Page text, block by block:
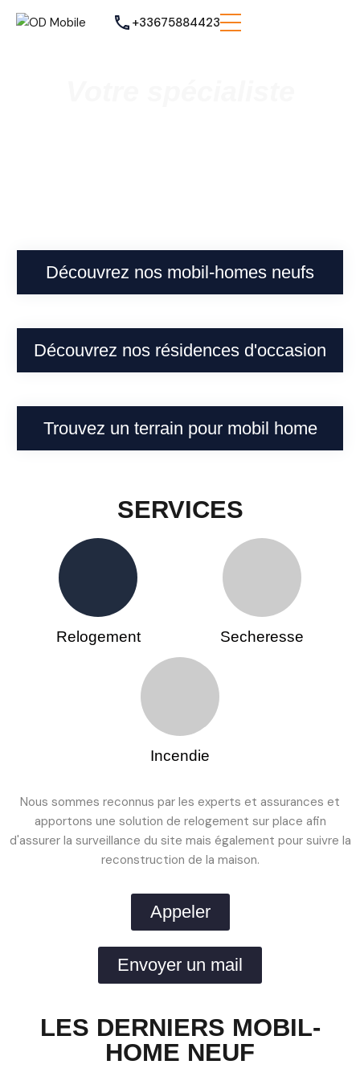
+33675884423
Découvrez nos mobil-homes neufs
Découvrez nos résidences d'occasion
Trouvez un terrain pour mobil home
SERVICES
Relogement Secheresse
Incendie
Nous sommes reconnus par les experts et assurances et
apportons une solution de relogement sur place afin
d'assurer la surveillance du site mais également pour suivre la
reconstruction de la maison.
Appeler
Envoyer un mail
LES DERNIERS MOBIL-
HOME NEUF